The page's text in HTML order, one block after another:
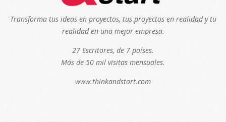
Transforma tus ideas en proyectos, tus proyectos en realidad y tu
realidad en una mejor empresa.
27 Escritores, de 7 países.
Más de 50 mil visitas mensuales.
www.thinkandstart.com